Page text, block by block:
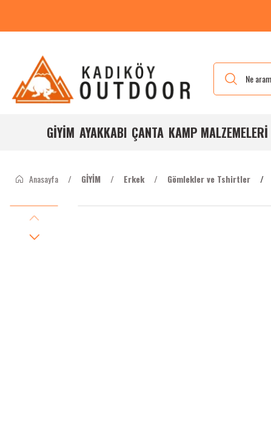
GİYİM AYAKKABI ÇANTA KAMP MALZEMELERİ
Anasayfa GİYİM Erkek Gömlekler ve Tshirtler